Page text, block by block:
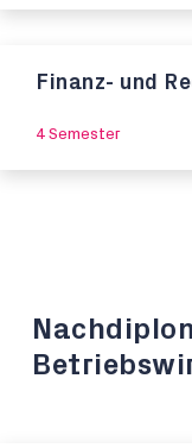
Finanz- und
4 Semester